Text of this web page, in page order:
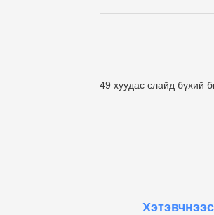
49 хуудас слайд бүхий